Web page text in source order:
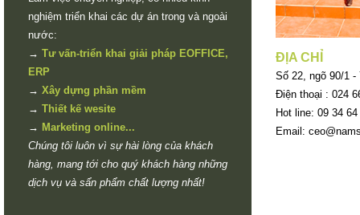
nghiệm triển khai các dự án trong và ngoài
nước:
→ Tư vấn-triển khai giải pháp EOFFICE,
ERP
→ Xây dựng phần mềm
→ Thiết kế wesite
→ Marketing online...
Chúng tôi luôn vì sự hài lòng của khách
hàng, mang tới cho quý khách hàng những
dịch vụ và sẩn phẩm chất lượng nhất!
ĐỊA CHỈ
Số 22, ngõ 90/1 -
Điện thoại : 024
Hot line: 09 34
Email: